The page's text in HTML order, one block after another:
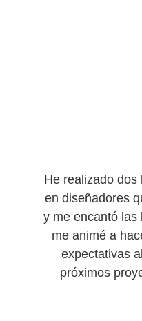
He realizado
en diseñadores
y me encantó las
me animé a
expectativas
próximos